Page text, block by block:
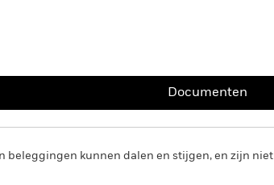
Documenten
beleggingen kunnen dalen en stijgen, en zijn niet